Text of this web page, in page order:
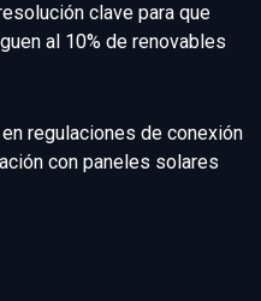
clave para que
al 10% de renovables
regulaciones de conexión
con paneles solares